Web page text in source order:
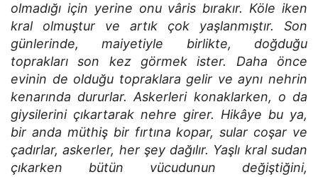
olmadığı için yerine onu vâris bırakır. Köle iken
kral olmuştur ve artık çok yaşlanmıştır. Son
günlerinde, maiyetiyle birlikte, doğduğu
toprakları son kez görmek ister. Daha önce
evinin de olduğu topraklara gelir ve aynı nehrin
kenarında dururlar. Askerleri konaklarken, o da
giysilerini çıkartarak nehre girer. Hikâye bu ya,
bir anda müthiş bir fırtına kopar, sular coşar ve
çadırlar, askerler, her şey dağılır. Yaşlı kral sudan
çıkarken bütün vücudunun değiştiğini,